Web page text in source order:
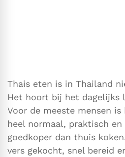
Thais eten is in Thailand
Het hoort bij het dagelijks
Voor de meeste mensen
heel normaal, praktisch en
goedkoper dan thuis
vers gekocht, snel bereid